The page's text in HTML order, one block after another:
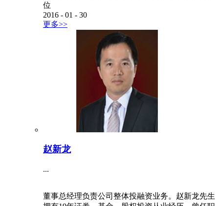
位
2016 - 01 - 30
更多>>
赵新龙
...
董事总经理负责公司整体投融资业务。赵新龙先生